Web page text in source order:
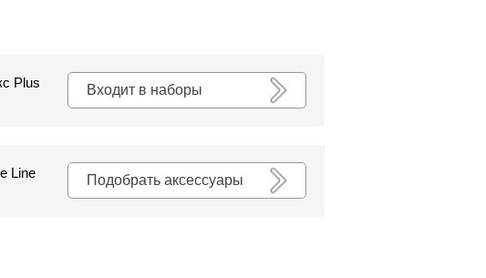
Входит в наборы
Plus
Подобрать аксессуары
Line